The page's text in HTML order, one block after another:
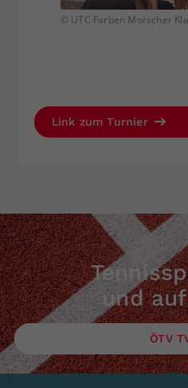
© UTC Farben Morscher
Link zum Turnier
und
ÖTV